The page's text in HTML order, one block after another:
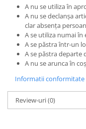
A nu se utiliza în
A nu se declanșa
clar absența
A se utiliza numai în
A se păstra într-un
A se păstra departe
A nu se arunca în
Informatii
Review-uri(0)